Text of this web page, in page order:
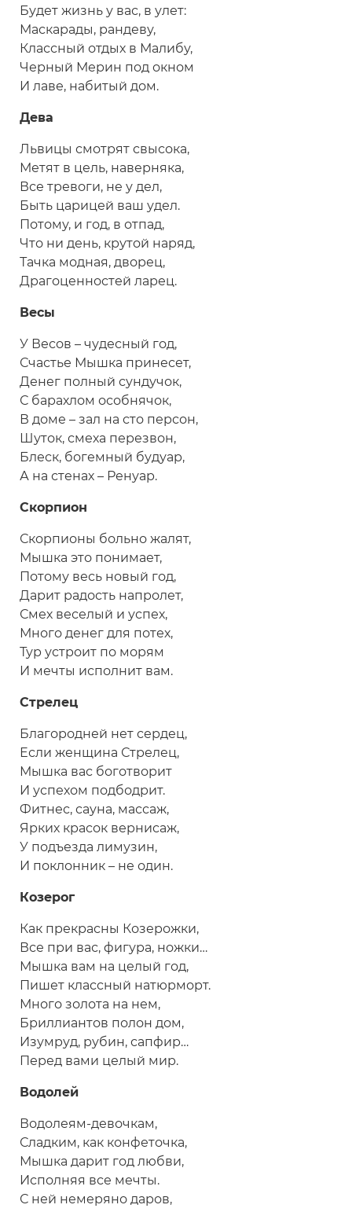
Будет жизнь у вас, в улет:
Маскарады, рандеву,
Классный отдых в Малибу,
Черный Мерин под окном
И лаве, набитый дом.
Дева
Львицы смотрят свысока,
Метят в цель, наверняка,
Все тревоги, не у дел,
Быть царицей ваш удел.
Потому, и год, в отпад,
Что ни день, крутой наряд,
Тачка модная, дворец,
Драгоценностей ларец.
Весы
У Весов – чудесный год,
Счастье Мышка принесет,
Денег полный сундучок,
С барахлом особнячок,
В доме – зал на сто персон,
Шуток, смеха перезвон,
Блеск, богемный будуар,
А на стенах – Ренуар.
Скорпион
Скорпионы больно жалят,
Мышка это понимает,
Потому весь новый год,
Дарит радость напролет,
Смех веселый и успех,
Много денег для потех,
Тур устроит по морям
И мечты исполнит вам.
Стрелец
Благородней нет сердец,
Если женщина Стрелец,
Мышка вас боготворит
И успехом подбодрит.
Фитнес, сауна, массаж,
Ярких красок вернисаж,
У подъезда лимузин,
И поклонник – не один.
Козерог
Как прекрасны Козерожки,
Все при вас, фигура, ножки…
Мышка вам на целый год,
Пишет классный натюрморт.
Много золота на нем,
Бриллиантов полон дом,
Изумруд, рубин, сапфир…
Перед вами целый мир.
Водолей
Водолеям-девочкам,
Сладким, как конфеточка,
Мышка дарит год любви,
Исполняя все мечты.
С ней немеряно даров,